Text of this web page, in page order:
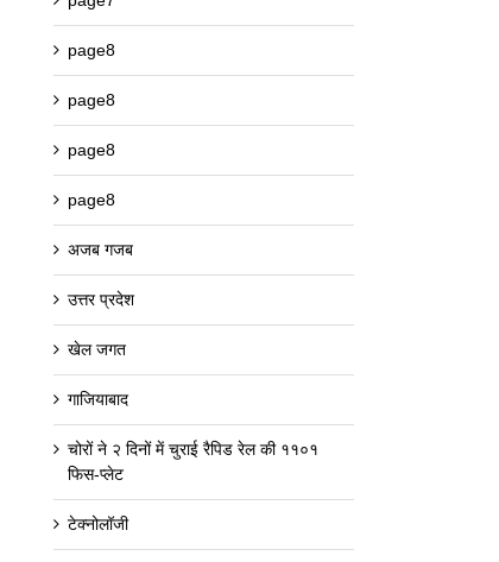
page8
page8
page8
page8
अजब गजब
उत्तर प्रदेश
खेल जगत
गाजियाबाद
चोरों ने २ दिनों में चुराई रैपिड रेल की ११०१
फिस-प्लेट
टेक्नोलॉजी